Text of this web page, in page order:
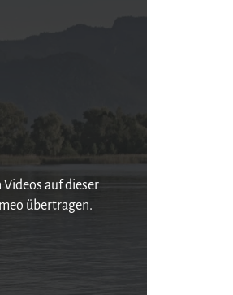
auf dieser
übertragen.